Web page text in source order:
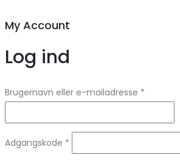
My Account
Log ind
Brugernavn eller e-mailadresse *
Adgangskode *